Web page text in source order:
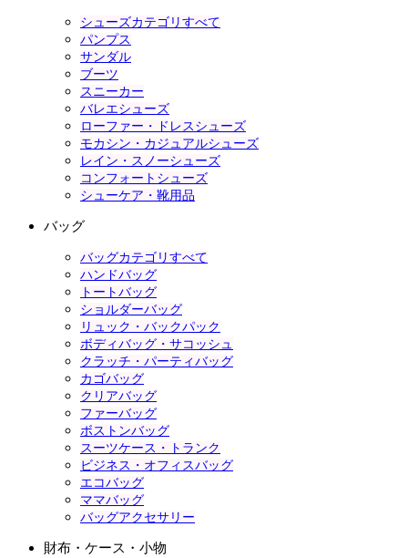
シューズカテゴリすべて
パンプス
サンダル
ブーツ
スニーカー
バレエシューズ
ローファー・ドレスシューズ
モカシン・カジュアルシューズ
レイン・スノーシューズ
コンフォートシューズ
シューケア・靴用品
バッグ
バッグカテゴリすべて
ハンドバッグ
トートバッグ
ショルダーバッグ
リュック・バックパック
ボディバッグ・サコッシュ
クラッチ・パーティバッグ
カゴバッグ
クリアバッグ
ファーバッグ
ボストンバッグ
スーツケース・トランク
ビジネス・オフィスバッグ
エコバッグ
ママバッグ
バッグアクセサリー
財布・ケース・小物